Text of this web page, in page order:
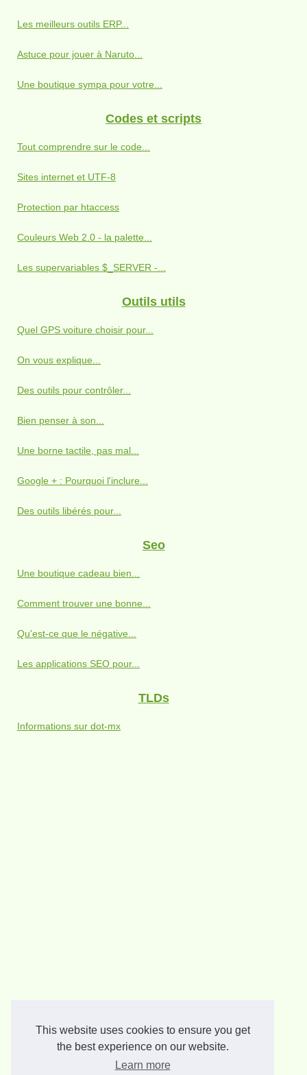
This website uses cookies to ensure you get
the best experience on our website.
Learn more
Les meilleurs outils ERP...
Astuce pour jouer à Naruto...
Une boutique sympa pour votre...
Codes et scripts
Tout comprendre sur le code...
Sites internet et UTF-8
Protection par htaccess
Couleurs Web 2.0 - la palette...
Les supervariables $_SERVER -...
Outils utils
Quel GPS voiture choisir pour...
On vous explique...
Des outils pour contrôler...
Bien penser à son...
Une borne tactile, pas mal...
Google + : Pourquoi l'inclure...
Des outils libérés pour...
Seo
Une boutique cadeau bien...
Comment trouver une bonne...
Qu'est-ce que le négative...
Les applications SEO pour...
TLDs
Informations sur dot-mx